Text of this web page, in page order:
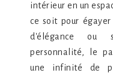
intérieur en un
ce soit pour
d'élégance ou
personnalité, le
une infinité de